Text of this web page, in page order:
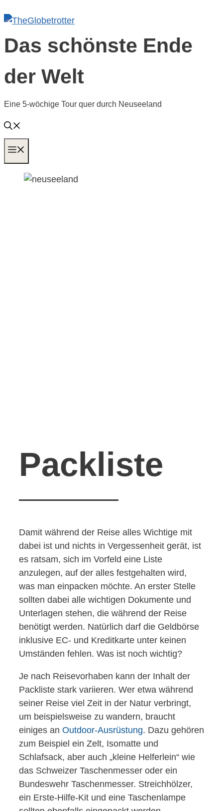
Inhalt
springen
Das schönste Ende
der Welt
Eine 5-wöchige Tour quer durch Neuseeland
Packliste
Damit während der Reise alles Wichtige mit
dabei ist und nichts in Vergessenheit gerät, ist
es ratsam, sich im Vorfeld eine Liste
anzulegen, auf der alles festgehalten wird,
was man einpacken möchte. An erster Stelle
sollten dabei alle wichtigen Dokumente und
Unterlagen stehen, die während der Reise
benötigt werden. Natürlich darf die Geldbörse
inklusive EC- und Kreditkarte unter keinen
Umständen fehlen. Was ist noch wichtig?
Je nach Reisevorhaben kann der Inhalt der
Packliste stark variieren. Wer etwa während
seiner Reise viel Zeit in der Natur verbringt,
um beispielsweise zu wandern, braucht
einiges an Outdoor-Ausrüstung. Dazu gehören
zum Beispiel ein Zelt, Isomatte und
Schlafsack, aber auch „kleine Helferlein“ wie
das Schweizer Taschenmesser oder ein
Bundeswehr Taschenmesser. Streichhölzer,
ein Erste-Hilfe-Kit und eine Taschenlampe